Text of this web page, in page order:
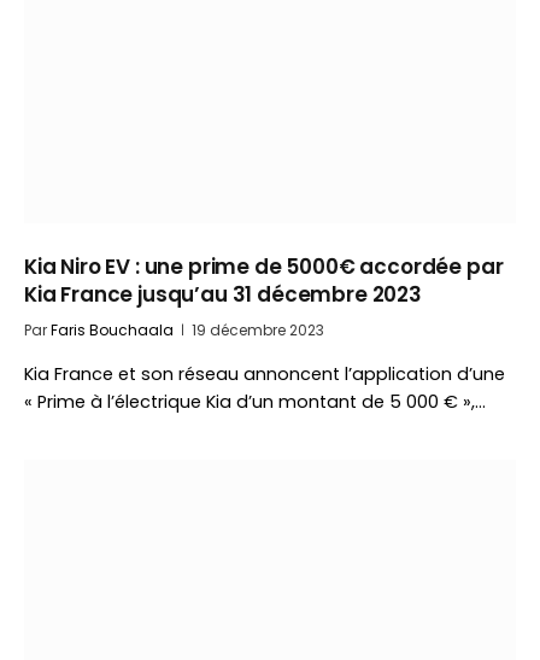
Kia Niro EV : une prime de 5000€ accordée par
Kia France jusqu’au 31 décembre 2023
ParFaris Bouchaala 19 décembre 2023
Kia France et son réseau annoncent l’application d’une
« Prime à l’électrique Kia d’un montant de 5 000 € »,…